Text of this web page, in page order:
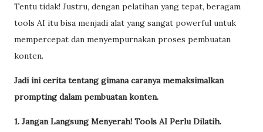
Tentu tidak! Justru, dengan pelatihan yang tepat, beragam
tools AI itu bisa menjadi alat yang sangat powerful untuk
mempercepat dan menyempurnakan proses pembuatan
konten.
Jadi ini cerita tentang gimana caranya memaksimalkan
prompting dalam pembuatan konten.
1. Jangan Langsung Menyerah! Tools AI Perlu Dilatih.